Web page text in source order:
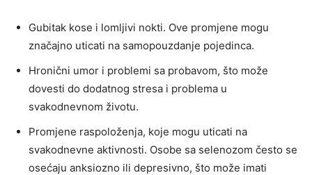
Gubitak kose i lomljivi nokti. Ove promjene mogu
značajno uticati na samopouzdanje pojedinca.
Hronični umor i problemi sa probavom, što može
dovesti do dodatnog stresa i problema u
svakodnevnom životu.
Promjene raspoloženja, koje mogu uticati na
svakodnevne aktivnosti. Osobe sa selenozom često se
osećaju anksiozno ili depresivno, što može imati